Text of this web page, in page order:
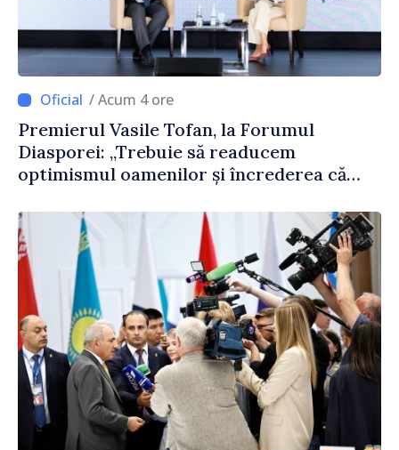
/ Acum 4 ore
Premierul Vasile Tofan, la Forumul
Diasporei: „Trebuie să readucem
optimismul oamenilor și încrederea că
corectă”